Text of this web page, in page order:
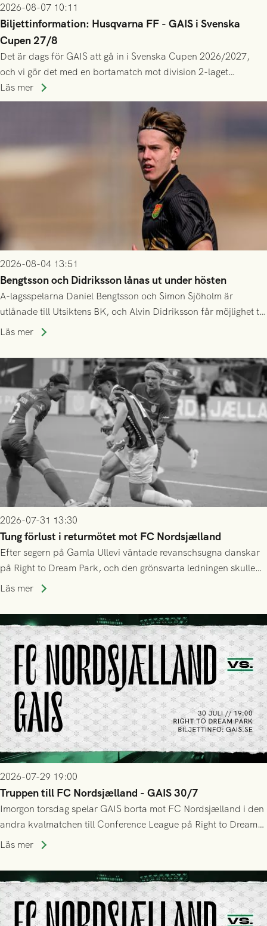
2026-08-07 10:11
Biljettinformation: Husqvarna FF - GAIS i Svenska
Cupen 27/8
Det är dags för GAIS att gå in i Svenska Cupen 2026/2027,
och vi gör det med en bortamatch mot division 2-laget
Husqvarna FF. Häng med och stötta grönsvart på plats!
Läs mer
2026-08-04 13:51
Bengtsson och Didriksson lånas ut under hösten
A-lagsspelarna Daniel Bengtsson och Simon Sjöholm är
utlånade till Utsiktens BK, och Alvin Didriksson får möjlighet till
speltid i Hestrafors genom föreningssamarbete.
Läs mer
2026-07-31 13:30
Tung förlust i returmötet mot FC Nordsjælland
Efter segern på Gamla Ullevi väntade revanschsugna danskar
på Right to Dream Park, och den grönsvarta ledningen skulle
upphöra efter mindre än kvarten spelad. På lika mark visade
tennissiffror och det grönsvarta europaäventyret tog slut.
Läs mer
2026-07-29 19:00
Truppen till FC Nordsjælland - GAIS 30/7
Imorgon torsdag spelar GAIS borta mot FC Nordsjælland i den
andra kvalmatchen till Conference League på Right to Dream
Park! Fredrik Holmberg och ledarstaben har tagit ut följande
Läs mer